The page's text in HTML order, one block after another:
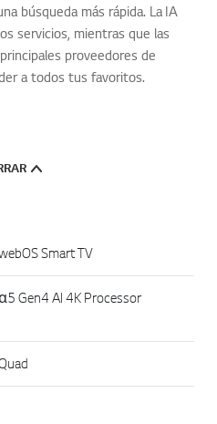
búsqueda más rápida. La IA
servicios, mientras que las
proveedores de
a todos tus favoritos.
Smart TV
Gen4 AI 4K Processor